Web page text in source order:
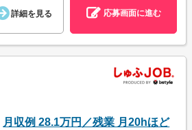
詳細を見る 応募画面に進む
月収例 28.1万円／残業 月20hほど